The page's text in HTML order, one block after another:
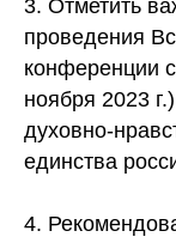
3. Отметить
проведения
конференции
ноября 2023
духовно-
единства
4.